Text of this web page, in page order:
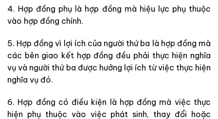
4. Hợp đồng phụ là hợp đồng mà hiệu lực phụ thuộc
vào hợp đồng chính.
5. Hợp đồng vì lợi ích của người thứ ba là hợp đồng mà
các bên giao kết hợp đồng đều phải thực hiện nghĩa
vụ và người thứ ba được hưởng lợi ích từ việc thực hiện
nghĩa vụ đó.
6. Hợp đồng có điều kiện là hợp đồng mà việc thực
hiện phụ thuộc vào việc phát sinh, thay đổi hoặc